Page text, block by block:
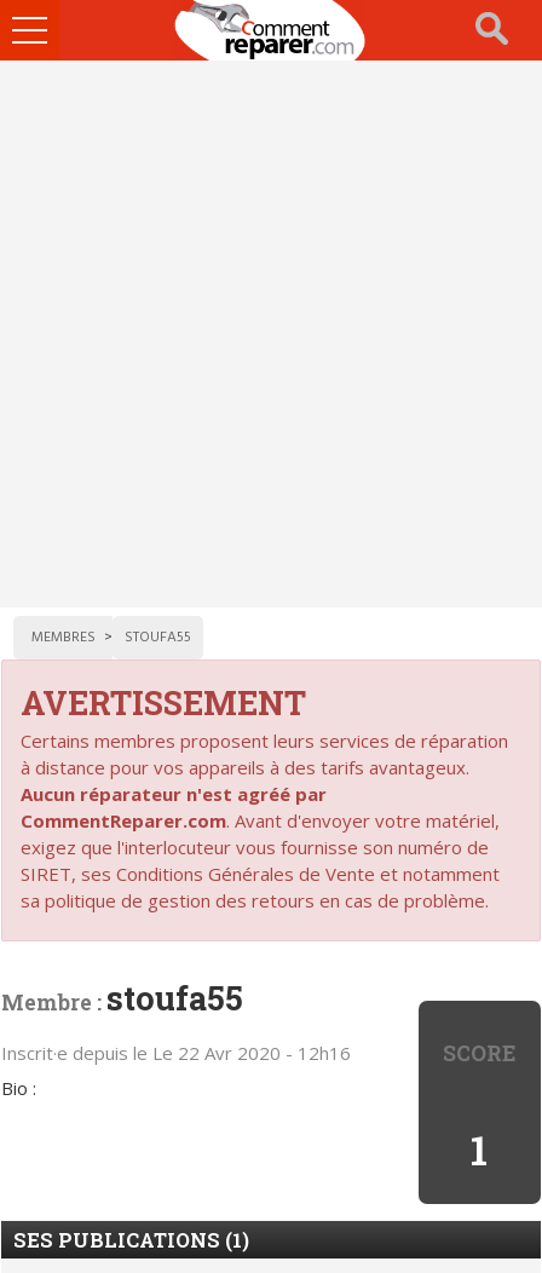
Ouvrir
le
MEMBRES STOUFA55
AVERTISSEMENT
Certains membres proposent leurs services de réparation
à distance pour vos appareils à des tarifs avantageux.
Aucun réparateur n'est agréé par
CommentReparer.com. Avant d'envoyer votre matériel,
exigez que l'interlocuteur vous fournisse son numéro de
SIRET, ses Conditions Générales de Vente et notamment
sa politique de gestion des retours en cas de problème.
SCORE
1
Membre : stoufa55
Inscrit·e depuis le Le 22 Avr 2020 - 12h16
Bio :
SES PUBLICATIONS (1)